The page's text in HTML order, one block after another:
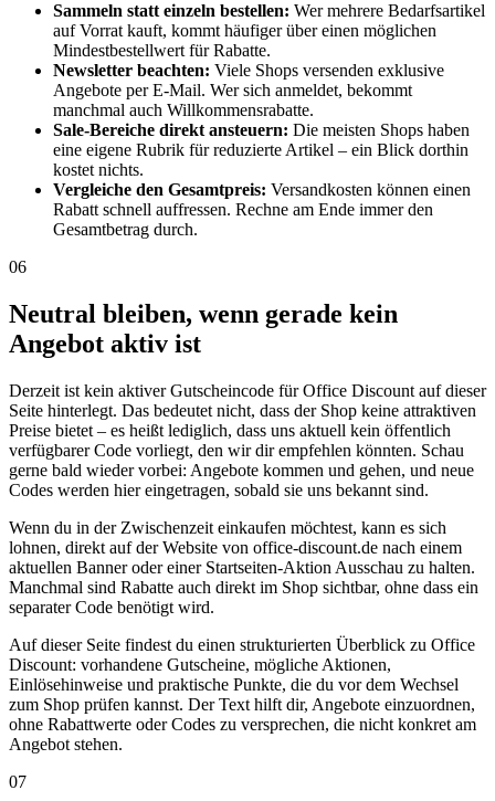
Sammeln statt einzeln bestellen: Wer mehrere Bedarfsartikel
auf Vorrat kauft, kommt häufiger über einen möglichen
Mindestbestellwert für Rabatte.
Newsletter beachten: Viele Shops versenden exklusive
Angebote per E-Mail. Wer sich anmeldet, bekommt
manchmal auch Willkommensrabatte.
Sale-Bereiche direkt ansteuern: Die meisten Shops haben
eine eigene Rubrik für reduzierte Artikel – ein Blick dorthin
kostet nichts.
Vergleiche den Gesamtpreis: Versandkosten können einen
Rabatt schnell auffressen. Rechne am Ende immer den
Gesamtbetrag durch.
06
Neutral bleiben, wenn gerade kein
Angebot aktiv ist
Derzeit ist kein aktiver Gutscheincode für Office Discount auf dieser
Seite hinterlegt. Das bedeutet nicht, dass der Shop keine attraktiven
Preise bietet – es heißt lediglich, dass uns aktuell kein öffentlich
verfügbarer Code vorliegt, den wir dir empfehlen könnten. Schau
gerne bald wieder vorbei: Angebote kommen und gehen, und neue
Codes werden hier eingetragen, sobald sie uns bekannt sind.
Wenn du in der Zwischenzeit einkaufen möchtest, kann es sich
lohnen, direkt auf der Website von office-discount.de nach einem
aktuellen Banner oder einer Startseiten-Aktion Ausschau zu halten.
Manchmal sind Rabatte auch direkt im Shop sichtbar, ohne dass ein
separater Code benötigt wird.
Auf dieser Seite findest du einen strukturierten Überblick zu Office
Discount: vorhandene Gutscheine, mögliche Aktionen,
Einlösehinweise und praktische Punkte, die du vor dem Wechsel
zum Shop prüfen kannst. Der Text hilft dir, Angebote einzuordnen,
ohne Rabattwerte oder Codes zu versprechen, die nicht konkret am
Angebot stehen.
07